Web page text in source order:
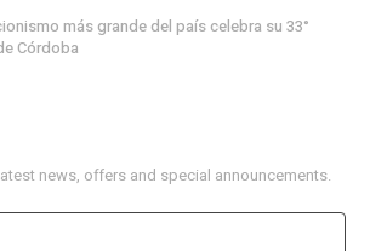
más grande del país celebra su 33°
Córdoba
news, offers and special announcements.